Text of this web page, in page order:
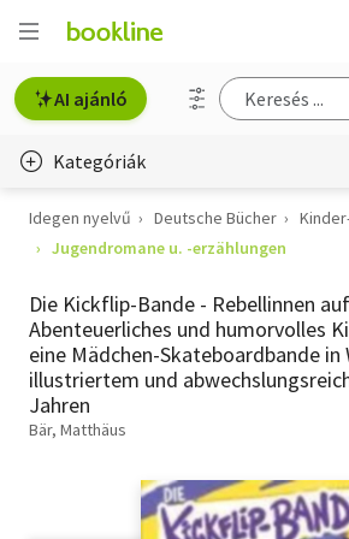
AI ajánló
Kategóriák
Életmód, egészség
Gyermek- és ifjúsági
Hobbi, szabadidő
Irodalom
Idegen nyelvű Deutsche Bücher
Jugendromane u. -erzählungen
Die Kickflip-Bande - Rebellinnen
Abenteuerliches und humorvolles
eine Mädchen-Skateboardbande
illustriertem und
Jahren
Bär, Matthäus